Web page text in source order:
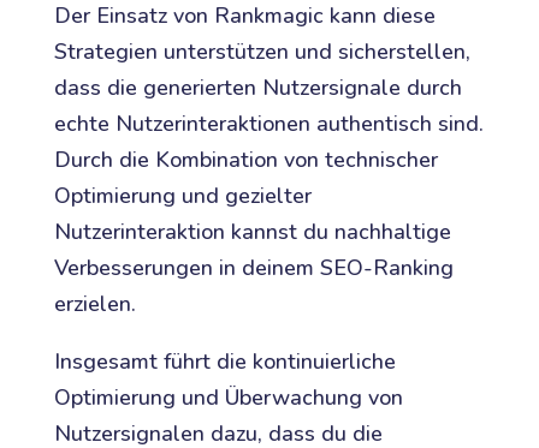
Der Einsatz von Rankmagic kann diese
Strategien unterstützen und sicherstellen,
dass die generierten Nutzersignale durch
echte Nutzerinteraktionen authentisch sind.
Durch die Kombination von technischer
Optimierung und gezielter
Nutzerinteraktion kannst du nachhaltige
Verbesserungen in deinem SEO-Ranking
erzielen.
Insgesamt führt die kontinuierliche
Optimierung und Überwachung von
Nutzersignalen dazu, dass du die